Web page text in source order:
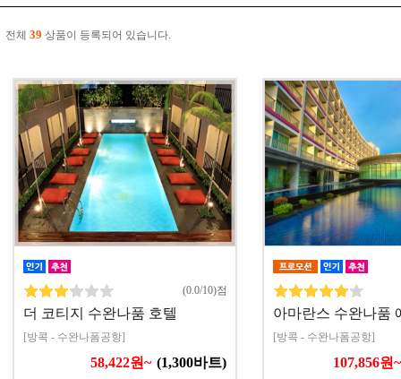
전체 39 상품이 등록되어 있습니다.
(0.0/10)점
더 코티지 수완나품 호텔
[방콕 - 수완나폼공항]
58,422원~ (1,300바트)
아마란스 수완나품
[방콕 - 수완나폼공항]
107,856원~